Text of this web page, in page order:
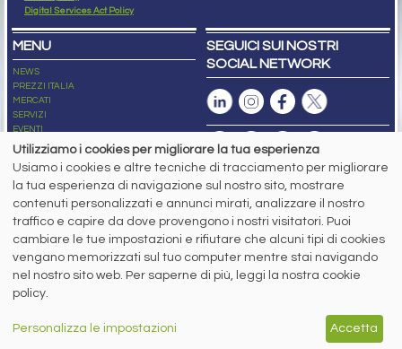
Digital Services Act Policy
MENU
NEWS
PREZZI ITALIA
MERCATI
SERVIZI
EVENTI
ABBONAMENTI
NEWSLETTER
SEGUICI SUI NOSTRI
SOCIAL NETWORK
Capitale Sociale: 190.000€ interamente versato
Registro delle Imprese di Brescia
Codice Fiscale e Partita I.V.A.:IT03562320170
R.E.A. n. 419331
www.siderweb.com: Autorizzazione del Tribunale di Brescia n. 11/2004 del 17
marzo 2004, Iscrizione al R.O.C. n. 26116.
Direttrice Responsabile:
Elisa Bonomelli
Stefano Gennari
Utilizziamo i cookies per migliorare la tua esperienza
Usiamo i cookies e altre tecniche di tracciamento per migliorare
la tua esperienza di navigazione sul nostro sito, mostrare
contenuti personalizzati e annunci mirati, analizzare il nostro
traffico e capire da dove provengono i nostri visitatori. Puoi
cambiare le tue impostazioni e rifiutare che alcuni tipi di cookies
vengano memorizzati sul tuo computer mentre stai navigando
nel nostro sito web. Per saperne di più, leggi la nostra cookie
policy.
Personalizza le impostazioni Accetta